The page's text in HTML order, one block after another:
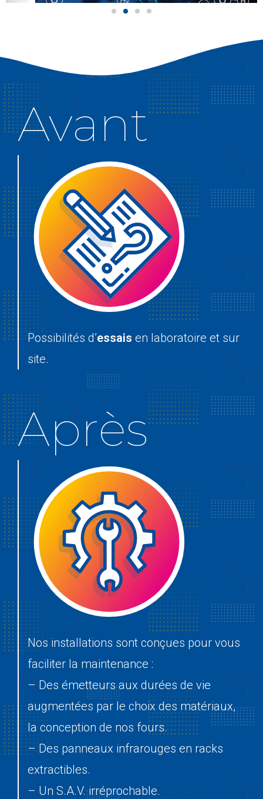
Avant
Possibilités d’essais en laboratoire et sur
site.
Après
Nos installations sont conçues pour vous
faciliter la maintenance :
– Des émetteurs aux durées de vie
augmentées par le choix des matériaux,
la conception de nos fours.
– Des panneaux infrarouges en racks
extractibles.
– Un S.A.V. irréprochable.